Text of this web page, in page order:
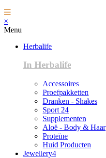
×
Menu
Herbalife
In Herbalife
Accessoires
Proefpakketten
Dranken - Shakes
Sport 24
Supplementen
Aloë - Body & Haar
Proteïne
Huid Producten
Jewellery4